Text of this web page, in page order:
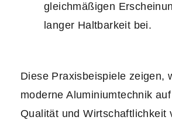
gleichmäßigen
langer Haltbarkeit bei.
Diese Praxisbeispiele zeigen,
moderne Aluminiumtechnik
Qualität und Wirtschaftlichkeit